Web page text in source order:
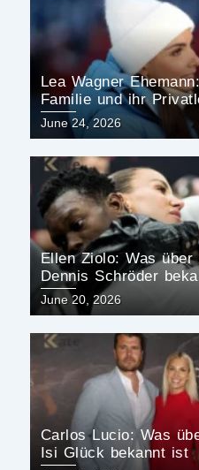
Lea Wagner
Familie und ihr
Posted
on
June 24, 2026
Ellen Ziolo: Was über
Dennis Schröder
Posted
on
June 20, 2026
Carlos Lucio: Was
Isi Glück bekannt ist